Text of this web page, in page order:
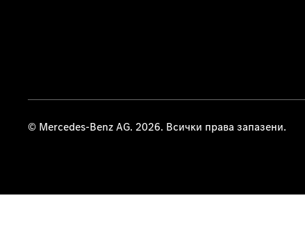
© Mercedes-Benz AG. 2026. Всички права запазени.